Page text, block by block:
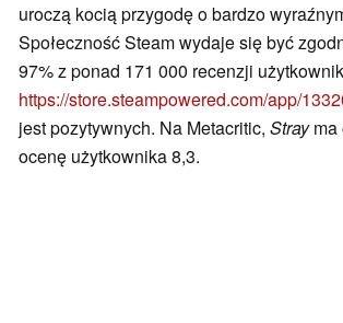
uroczą kocią przygodę o bardzo
Społeczność Steam wydaje się być
97% z ponad 171 000 recenzji
https://store.steampowered.com/app/
jest pozytywnych. Na Metacritic, Strayma
ocenę użytkownika 8,3.